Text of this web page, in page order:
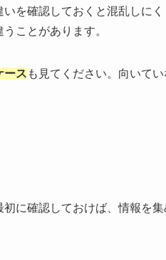
を確認しておくと混乱しに
ことがあります。
ース も見てください。向いて
に確認しておけば、情報を